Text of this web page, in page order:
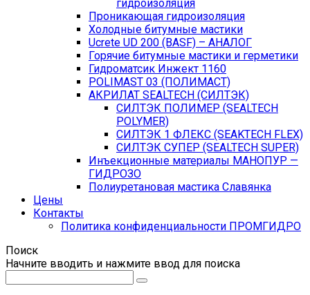
гидроизоляция
Проникающая гидроизоляция
Холодные битумные мастики
Ucrete UD 200 (BASF) – АНАЛОГ
Горячие битумные мастики и герметики
Гидроматсик Инжект 1160
POLIMAST 03 (ПОЛИМАСТ)
АКРИЛАТ SEALTECH (СИЛТЭК)
СИЛТЭК ПОЛИМЕР (SEALTECH
POLYMER)
СИЛТЭК 1 ФЛЕКС (SEAKTECH FLEX)
СИЛТЭК СУПЕР (SEALTECH SUPER)
Инъекционные материалы МАНОПУР —
ГИДРОЗО
Полиуретановая мастика Славянка
Цены
Контакты
Политика конфиденциальности ПРОМГИДРО
Поиск
Начните вводить и нажмите ввод для поиска